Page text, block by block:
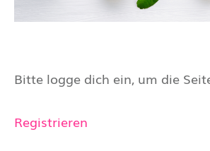
Bitte logge dich ein, um die
Registrieren